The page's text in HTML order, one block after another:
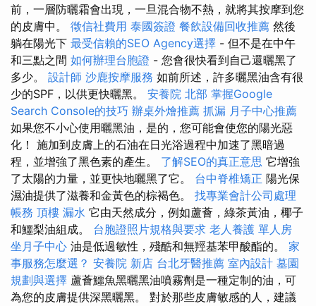
前，一層防曬霜會出現，一旦混合物不熱，就將其按摩到您
的皮膚中。 徵信社費用 泰國簽證 餐飲設備回收推薦 然後
躺在陽光下 最受信賴的SEO Agency選擇 - 但不是在中午
和三點之間 如何辦理台胞證 - 您會很快看到自己還曬黑了
多少。 設計師 沙鹿按摩服務 如前所述，許多曬黑油含有很
少的SPF，以供更快曬黑。 安養院 北部 掌握Google
Search Console的技巧 辦桌外燴推薦 抓漏 月子中心推薦
如果您不小心使用曬黑油，是的，您可能會使您的陽光惡
化！ 施加到皮膚上的石油在日光浴過程中加速了黑暗過
程，並增強了黑色素的產生。 了解SEO的真正意思 它增強
了太陽的力量，並更快地曬黑了它。 台中脊椎矯正 陽光保
濕油提供了滋養和金黃色的棕褐色。 找專業會計公司處理
帳務 頂樓 漏水 它由天然成分，例如蘆薈，綠茶黃油，椰子
和鱷梨油組成。 台胞證照片規格與要求 老人養護 單人房
坐月子中心 油是低過敏性，殘酷和無羥基苯甲酸酯的。 家
事服務怎麼選？ 安養院 新店 台北牙醫推薦 室內設計 墓園
規劃與選擇 蘆薈鱷魚黑曬黑油噴霧劑是一種定制的油，可
為您的皮膚提供深黑曬黑。 對於那些皮膚敏感的人，建議